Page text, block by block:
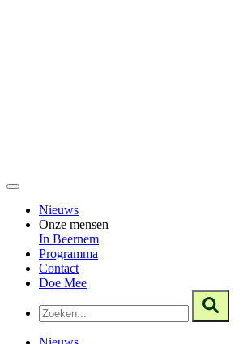
Nieuws
Onze mensen
In Beernem
Programma
Contact
Doe Mee